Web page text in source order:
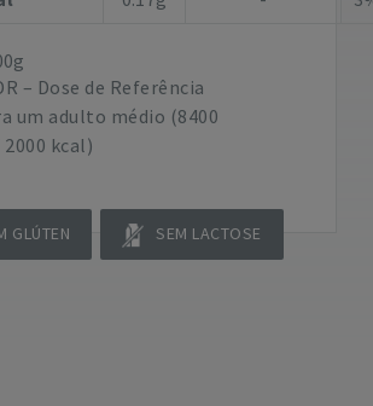
– Dose de Referência
um adulto médio (8400
kcal)
GLÚTEN SEM LACTOSE